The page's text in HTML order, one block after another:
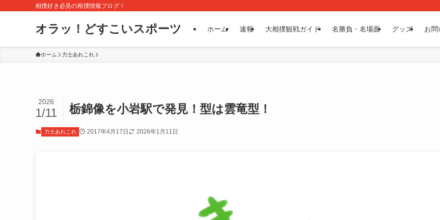
相撲好き必見の相撲情報ブログ！
オラッ！どすこいスポーツ ホーム 速報 大相撲観戦ガイド 名勝負・名場面 グッズ お問
ホーム 力士あれこれ
栃錦像を小岩駅で発見！型は雲竜型！
2026
1/11
力士あれこれ 2017年4月17日 2026年1月11日